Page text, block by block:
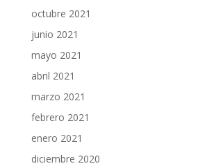
octubre 2021
junio 2021
mayo 2021
abril 2021
marzo 2021
febrero 2021
enero 2021
diciembre 2020